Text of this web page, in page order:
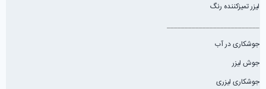
لیزر تمیزکننده رنگ
__________________________
جوشکاری در آب
جوش لیزر
جوشکاری لیزری